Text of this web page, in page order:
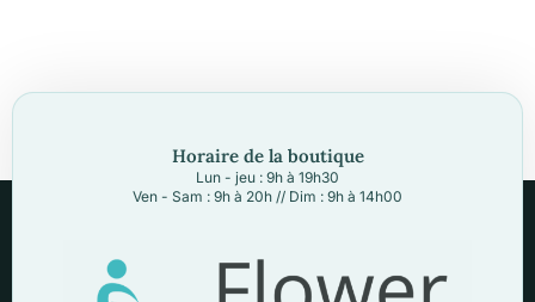
Horaire de la boutique
Lun - jeu : 9h à 19h30
Ven - Sam : 9h à 20h // Dim : 9h à 14h00